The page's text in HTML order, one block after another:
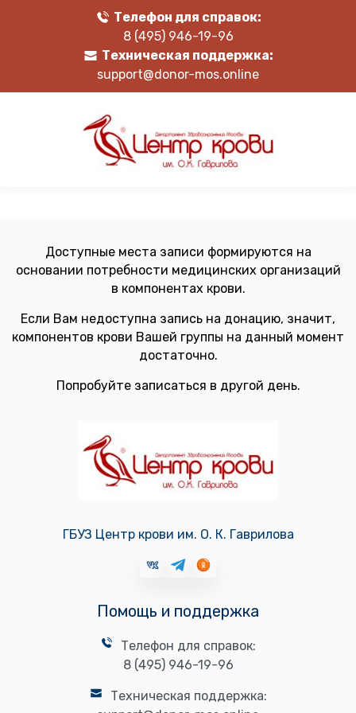
Телефон для справок:
8 (495) 946-19-96
Техническая поддержка:
support@donor-mos.online
Доступные места записи формируются на
основании потребности медицинских организаций
в компонентах крови.
Если Вам недоступна запись на донацию, значит,
компонентов крови Вашей группы на данный момент
достаточно.
Попробуйте записаться в другой день.
ГБУЗ Центр крови им. О. К. Гаврилова
Помощь и поддержка
Телефон для справок:
8 (495) 946-19-96
Техническая поддержка: